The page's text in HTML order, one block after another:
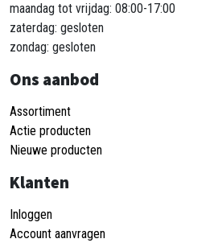
maandag tot vrijdag: 08:00-17:00
zaterdag: gesloten
zondag: gesloten
Ons aanbod
Assortiment
Actie producten
Nieuwe producten
Klanten
Inloggen
Account aanvragen